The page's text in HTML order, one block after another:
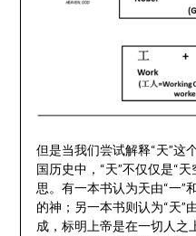
但是当我们尝试解释“天”这
国历史中，“天”不仅仅是“天
思。有一本书认为天由“一”
的神；另一本书则认为“天”
成，标明上帝是在一切人之